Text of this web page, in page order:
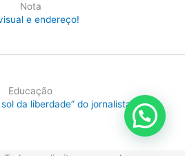
Nota
e endereço!
Educação
da liberdade” do jornalista